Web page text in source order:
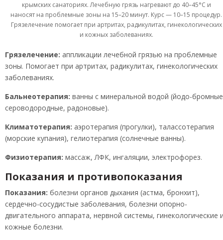
крымских санаториях. Лечебную грязь нагревают до 40–45°C и
наносят на проблемные зоны на 15–20 минут. Курс — 10–15 процедур.
Грязелечение помогает при артритах, радикулитах, гинекологических
и кожных заболеваниях.
Грязелечение: аппликации лечебной грязью на проблемные
зоны. Помогает при артритах, радикулитах, гинекологических
заболеваниях.
Бальнеотерапия: ванны с минеральной водой (йодо-
сероводородные, радоновые).
Климатотерапия: аэротерапия (прогулки), талассотерапия
(морские купания), гелиотерапия (солнечные ванны).
Физиотерапия: массаж, ЛФК, ингаляции, электрофорез.
Показания и противопоказания
Показания: болезни органов дыхания (астма, бронхит),
сердечно-сосудистые заболевания, болезни опорно-
двигательного аппарата, нервной системы, гинекологические
кожные болезни.